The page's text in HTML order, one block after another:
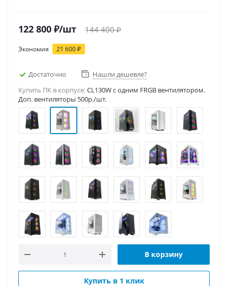
122 800 ₽/шт 144 400₽
Экономия 21 600₽
Достаточно
Нашли дешевле?
Купить ПК в корпусе:CL130W c одним FRGB вентилятором.
Доп. вентиляторы 500р./шт.
В корзину
Купить в 1 клик